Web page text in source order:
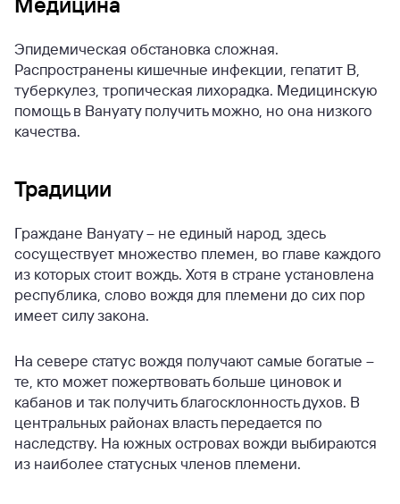
Эпидемическая обстановка сложная.
Распространены кишечные инфекции, гепатит В,
туберкулез, тропическая лихорадка. Медицинскую
помощь в Вануату получить можно, но она низкого
качества.
Традиции
Граждане Вануату – не единый народ, здесь
сосуществует множество племен, во главе каждого
из которых стоит вождь. Хотя в стране установлена
республика, слово вождя для племени до сих пор
имеет силу закона.
На севере статус вождя получают самые богатые –
те, кто может пожертвовать больше циновок и
кабанов и так получить благосклонность духов. В
центральных районах власть передается по
наследству. На южных островах вожди выбираются
из наиболее статусных членов племени.